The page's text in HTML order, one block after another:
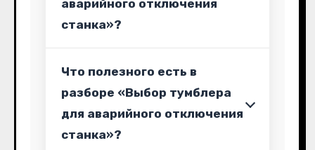
аварийного отключения
станка»?
Что полезного есть в
разборе «Выбор тумблера
для аварийного отключения
станка»?